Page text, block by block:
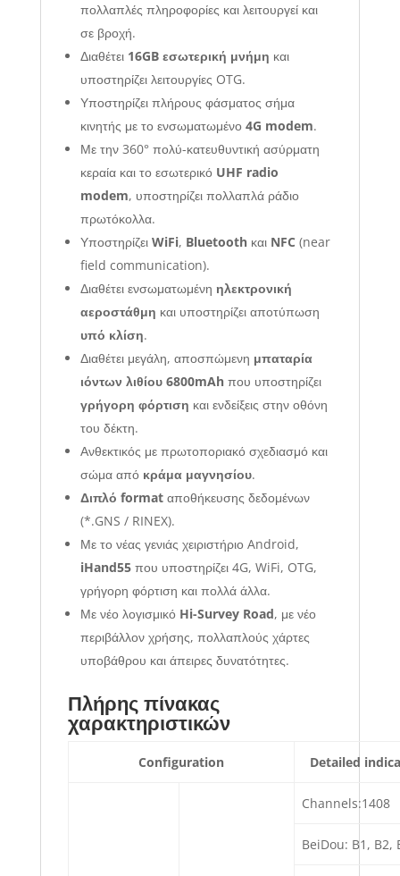
πολλαπλές πληροφορίες και λειτουργεί και
σε βροχή.
Διαθέτει 16GB εσωτερική μνήμη και
υποστηρίζει λειτουργίες OTG.
Υποστηρίζει πλήρους φάσματος σήμα
κινητής με το ενσωματωμένο 4G modem.
Με την 360° πολύ-κατευθυντική ασύρματη
κεραία και το εσωτερικό UHF radio
modem, υποστηρίζει πολλαπλά ράδιο
πρωτόκολλα.
Υποστηρίζει WiFi, Bluetoothκαι NFC (near
field communication).
Διαθέτει ενσωματωμένη ηλεκτρονική
αεροστάθμη και υποστηρίζει αποτύπωση
υπό κλίση.
Διαθέτει μεγάλη, αποσπώμενη μπαταρία
ιόντων λιθίου 6800mAhπου υποστηρίζει
γρήγορη φόρτιση και ενδείξεις στην οθόνη
του δέκτη.
Ανθεκτικός με πρωτοποριακό σχεδιασμό και
σώμα από κράμα μαγνησίου.
Διπλό formatαποθήκευσης δεδομένων
(*.GNS / RINEX).
Με το νέας γενιάς χειριστήριο Android,
iHand55που υποστηρίζει 4G, WiFi, OTG,
γρήγορη φόρτιση και πολλά άλλα.
Με νέο λογισμικό Hi-Survey Road, με νέο
περιβάλλον χρήσης, πολλαπλούς χάρτες
υποβάθρου και άπειρες δυνατότητες.
Πλήρης πίνακας
χαρακτηριστικών
Configuration Detailed
Channels:1408
BeiDou: B1, B2,